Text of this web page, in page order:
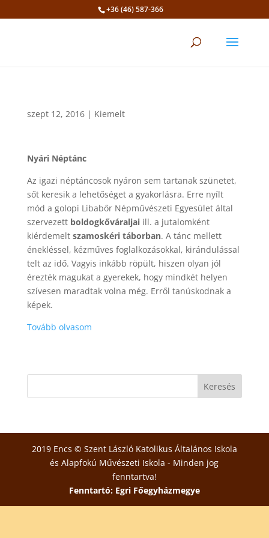
+36 (46) 587-366
szept 12, 2016| Kiemelt
Nyári Néptánc
Az igazi néptáncosok nyáron sem tartanak szünetet,
sőt keresik a lehetőséget a gyakorlásra. Erre nyílt
mód a golopi Libabőr Népművészeti Egyesület által
szervezett boldogkőváraljaiill. a jutalomként
kiérdemelt szamoskéri táborban. A tánc mellett
énekléssel, kézműves foglalkozásokkal, kirándulással
telt az idő. Vagyis inkább röpült, hiszen olyan jól
érezték magukat a gyerekek, hogy mindkét helyen
szívesen maradtak volna még. Erről tanúskodnak a
képek.
Tovább olvasom
2019 Encs © Szent László Katolikus Általános Iskola
és Alapfokú Művészeti Iskola - Minden jog
fenntartva!
Fenntartó: Egri Főegyházmegye